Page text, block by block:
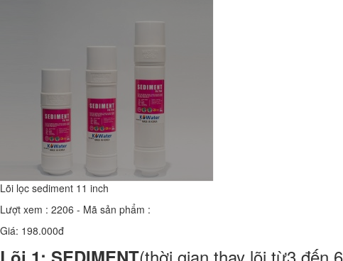
Lõi lọc sediment 11 inch
Lượt xem : 2206 - Mã sản phẩm :
Giá: 198.000đ